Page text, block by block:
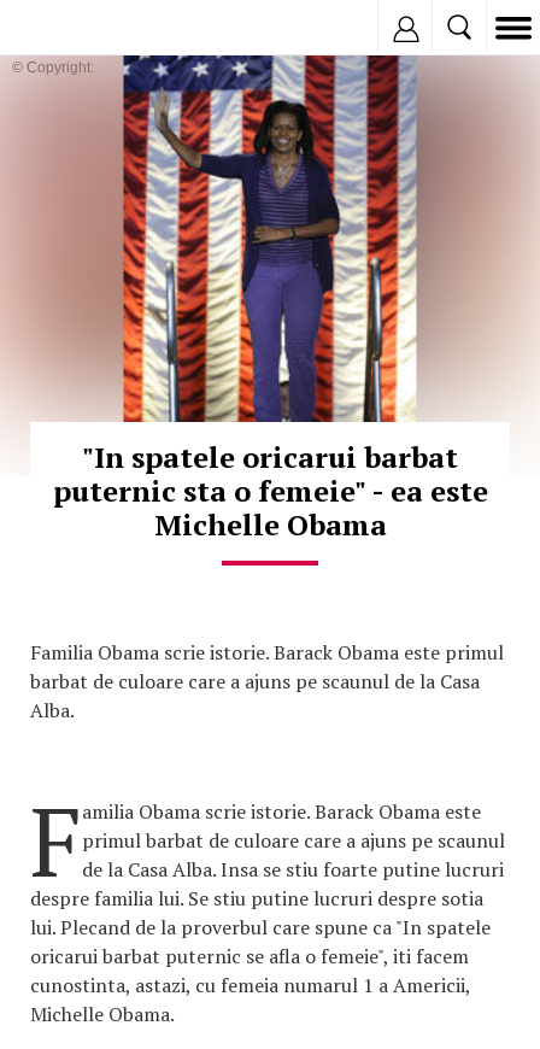
© Copyright:
"In spatele oricarui barbat
puternic sta o femeie" - ea este
Michelle Obama
Familia Obama scrie istorie. Barack Obama este primul
barbat de culoare care a ajuns pe scaunul de la Casa
Alba.
Familia Obama scrie istorie. Barack Obama este
primul barbat de culoare care a ajuns pe scaunul
de la Casa Alba. Insa se stiu foarte putine lucruri
despre familia lui. Se stiu putine lucruri despre sotia
lui. Plecand de la proverbul care spune ca "In spatele
oricarui barbat puternic se afla o femeie", iti facem
cunostinta, astazi, cu femeia numarul 1 a Americii,
Michelle Obama.